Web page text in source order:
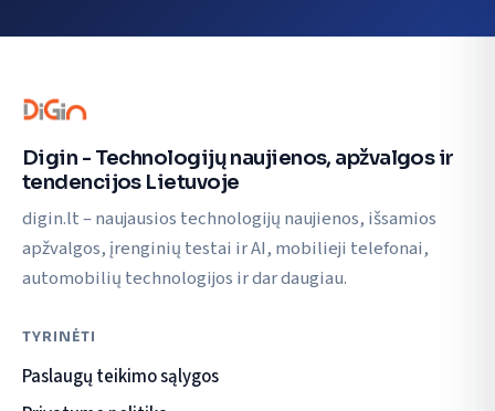
Digin - Technologijų naujienos, apžvalgos ir
tendencijos Lietuvoje
digin.lt – naujausios technologijų naujienos, išsamios
apžvalgos, įrenginių testai ir AI, mobilieji telefonai,
automobilių technologijos ir dar daugiau.
TYRINĖTI
Paslaugų teikimo sąlygos